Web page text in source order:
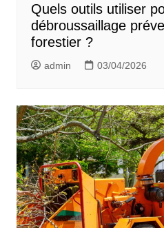
Quels outils utiliser
débroussaillage
forestier ?
admin 03/04/2026